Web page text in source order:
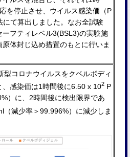
を停止させ、ウイルス感染価（P
にて算出しました。なお全試験
ーフティレベル3(BSL3)の実験施
体封じ込め措置のもとに⾏いま
型コロナウイルスをクベルボディ
、感染価は1時間後に6.50 x 102 P
）に、2時間後に検出限界であ
（減少率＞99.996%）に減少しま